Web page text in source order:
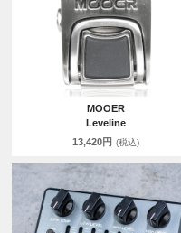
MOOER
Leveline
13,420円 (税込)